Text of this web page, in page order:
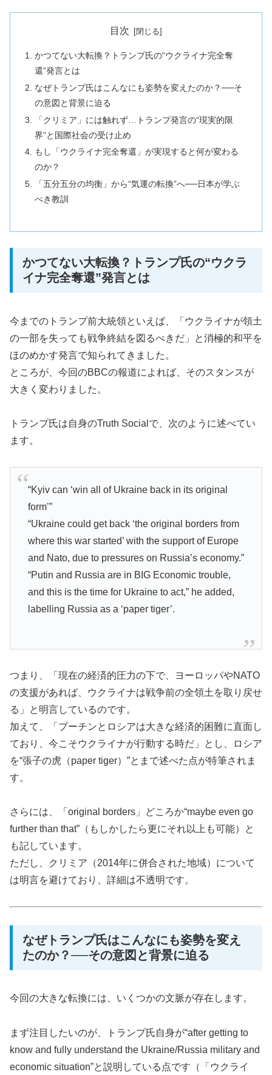
目次
かつてない大転換？トランプ氏の“ウクライナ完全奪
還”発言とは
なぜトランプ氏はこんなにも姿勢を変えたのか？──そ
の意図と背景に迫る
「クリミア」には触れず…トランプ発言の“現実的限
界”と国際社会の受け止め
もし「ウクライナ完全奪還」が実現すると何が変わる
のか？
「五分五分の均衡」から“気運の転換”へ──日本が学ぶ
べき教訓
かつてない大転換？トランプ氏の“ウクラ
イナ完全奪還”発言とは
今までのトランプ前大統領といえば、「ウクライナが領土
の一部を失っても戦争終結を図るべきだ」と消極的和平を
ほのめかす発言で知られてきました。
ところが、今回のBBCの報道によれば、そのスタンスが
大きく変わりました。
トランプ氏は自身のTruth Socialで、次のように述べてい
ます。
“Kyiv can ‘win all of Ukraine back in its original
form’”
“Ukraine could get back ‘the original borders from
where this war started’ with the support of Europe
and Nato, due to pressures on Russia’s economy.”
“Putin and Russia are in BIG Economic trouble,
and this is the time for Ukraine to act,” he added,
labelling Russia as a ‘paper tiger’.
つまり、「現在の経済的圧力の下で、ヨーロッパやNATO
の支援があれば、ウクライナは戦争前の全領土を取り戻せ
る」と明言しているのです。
加えて、「プーチンとロシアは大きな経済的困難に直面し
ており、今こそウクライナが行動する時だ」とし、ロシア
を“張子の虎（paper tiger）”とまで述べた点が特筆されま
す。
さらには、「original borders」どころか“maybe even go
further than that”（もしかしたら更にそれ以上も可能）と
も記しています。
ただし、クリミア（2014年に併合された地域）について
は明言を避けており、詳細は不透明です。
なぜトランプ氏はこんなにも姿勢を変え
たのか？──その意図と背景に迫る
今回の大きな転換には、いくつかの文脈が存在します。
まず注目したいのが、トランプ氏自身が“after getting to
know and fully understand the Ukraine/Russia military and
economic situation”と説明している点です（「ウクライ